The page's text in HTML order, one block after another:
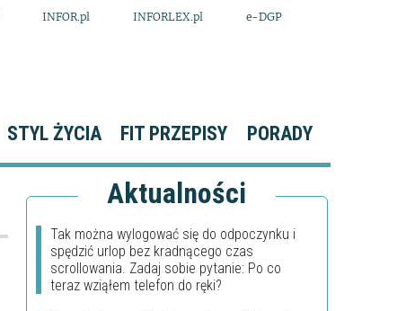
INFOR.pl INFORLEX.pl e-DGP
STYL ŻYCIA FIT PRZEPISY PORADY
Aktualności
Tak można wylogować się do odpoczynku i
spędzić urlop bez kradnącego czas
scrollowania. Zadaj sobie pytanie: Po co
teraz wziąłem telefon do ręki?